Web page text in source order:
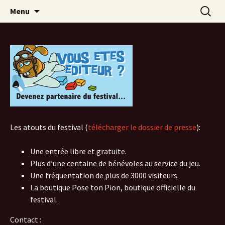
Alors…Jouons !
Festival du jeu en Tarn-et-Garonne
Menu
Les atouts du festival (télécharger le dossier de presse):
Une entrée libre et gratuite.
Plus d’une centaine de bénévoles au service du jeu.
Une fréquentation de plus de 3000 visiteurs.
La boutique Pose ton Pion, boutique officielle du
festival.
Contact :